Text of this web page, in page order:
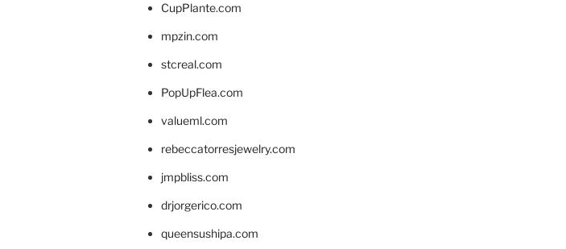
CupPlante.com
mpzin.com
stcreal.com
PopUpFlea.com
valueml.com
rebeccatorresjewelry.com
jmpbliss.com
drjorgerico.com
queensushipa.com